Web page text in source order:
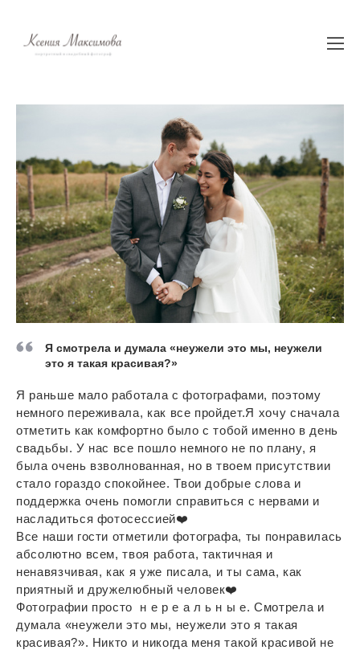
Я смотрела и думала «неужели это мы, неужели
это я такая красивая?»
Я раньше мало работала с фотографами, поэтому
немного переживала, как все пройдет.Я хочу сначала
отметить как комфортно было с тобой именно в день
свадьбы. У нас все пошло немного не по плану, я
была очень взволнованная, но в твоем присутствии
стало гораздо спокойнее. Твои добрые слова и
поддержка очень помогли справиться с нервами и
насладиться фотосессией❤️
Все наши гости отметили фотографа, ты понравилась
абсолютно всем, твоя работа, тактичная и
ненавязчивая, как я уже писала, и ты сама, как
приятный и дружелюбный человек❤️
Фотографии просто н е р е а л ь н ы е. Смотрела и
думала «неужели это мы, неужели это я такая
красивая?». Никто и никогда меня такой красивой не